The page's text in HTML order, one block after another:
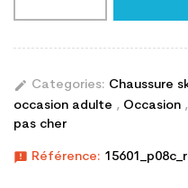
edit Categories: Chaussure
occasion adulte , Occasion ,
pas cher
announcement Référence: